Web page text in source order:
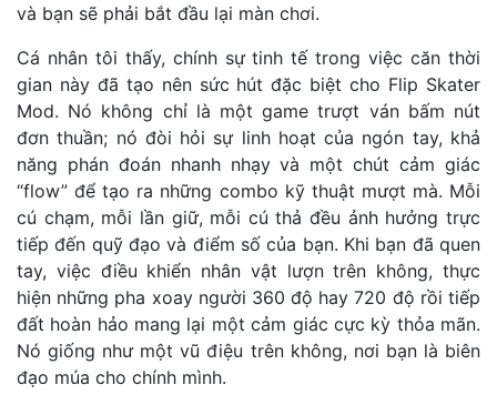
và bạn sẽ phải bắt đầu lại màn chơi.
Cá nhân tôi thấy, chính sự tinh tế trong việc căn thời
gian này đã tạo nên sức hút đặc biệt cho Flip Skater
Mod. Nó không chỉ là một game trượt ván bấm nút
đơn thuần; nó đòi hỏi sự linh hoạt của ngón tay, khả
năng phán đoán nhanh nhạy và một chút cảm giác
“flow” để tạo ra những combo kỹ thuật mượt mà. Mỗi
cú chạm, mỗi lần giữ, mỗi cú thả đều ảnh hưởng trực
tiếp đến quỹ đạo và điểm số của bạn. Khi bạn đã quen
tay, việc điều khiển nhân vật lượn trên không, thực
hiện những pha xoay người 360 độ hay 720 độ rồi tiếp
đất hoàn hảo mang lại một cảm giác cực kỳ thỏa mãn.
Nó giống như một vũ điệu trên không, nơi bạn là biên
đạo múa cho chính mình.